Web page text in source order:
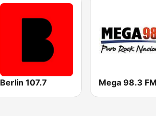
Berlin 107.7 Mega 98.3 FM